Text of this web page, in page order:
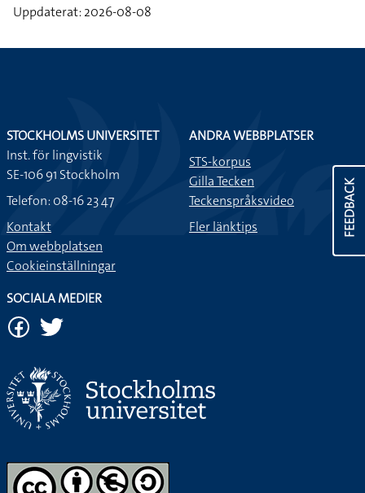
Uppdaterat: 2026-08-08
FEEDBACK
STOCKHOLMS UNIVERSITET
Inst. för lingvistik
SE-106 91 Stockholm
Telefon: 08-16 23 47
Kontakt
Om webbplatsen
Cookieinställningar
ANDRA WEBBPLATSER
STS-korpus
Gilla Tecken
Teckenspråksvideo
Fler länktips
SOCIALA MEDIER